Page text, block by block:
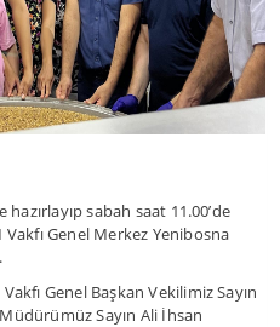
sabah saat 11.00’de
Genel Merkez Yenibosna
Genel Başkan Vekilimiz Sayın
Sayın Ali İhsan